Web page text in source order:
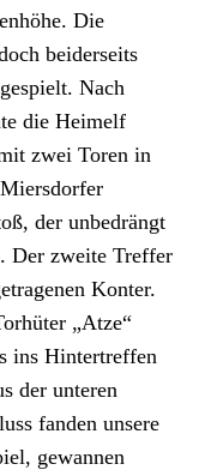
Die
beiderseits
Nach
die Heimelf
zwei Toren in
der unbedrängt
Der zweite Treffer
Konter.
„Atze“
ins Hintertreffen
der unteren
fanden unsere
gewannen